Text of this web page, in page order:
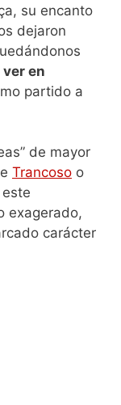
su encanto
dejaron
en
partido a
de mayor
Trancoso o
exagerado,
carácter